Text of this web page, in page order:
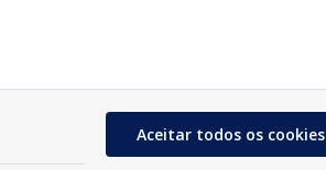
Glossário
Aceitar todos os cookies